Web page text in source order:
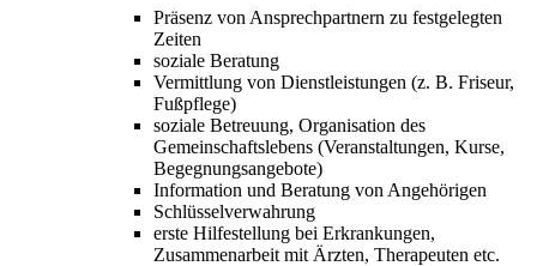
Präsenz von Ansprechpartnern zu festgelegten
Zeiten
soziale Beratung
Vermittlung von Dienstleistungen (z. B. Friseur,
Fußpflege)
soziale Betreuung, Organisation des
Gemeinschaftslebens (Veranstaltungen, Kurse,
Begegnungsangebote)
Information und Beratung von Angehörigen
Schlüsselverwahrung
erste Hilfestellung bei Erkrankungen,
Zusammenarbeit mit Ärzten, Therapeuten etc.